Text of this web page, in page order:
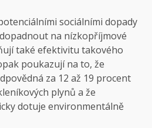
sociálními dopady
na nízkopříjmové
také efektivitu takového
poukazují na to, že
za 12 až 19 procent
plynů a že
dotuje environmentálně